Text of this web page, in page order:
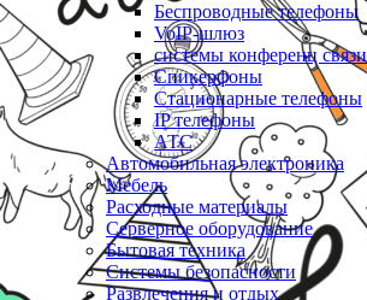
Беспроводные телефоны
VoIP-шлюз
системы конференц связи
Спикерфоны
Стационарные телефоны
IP телефоны
АТС
Автомобильная электроника
Мебель
Расходные материалы
Серверное оборудование
Бытовая техника
Системы безопасности
Развлечения и отдых